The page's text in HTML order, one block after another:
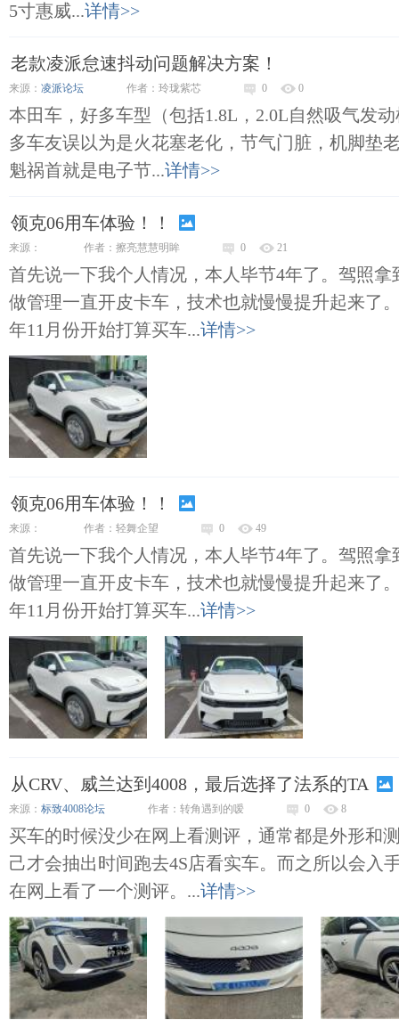
5寸惠威...详情>>
老款凌派怠速抖动问题解决方案！
来源： 凌派论坛 作者：玲珑紫芯 0 0
本田车，好多车型（包括1.8L，2.0L自然吸气发
多车友误以为是火花塞老化，节气门脏，机脚垫
魁祸首就是电子节...详情>>
领克06用车体验！！
来源： 作者：擦亮慧慧明眸 0 21
首先说一下我个人情况，本人毕节4年了。驾照
做管理一直开皮卡车，技术也就慢慢提升起来了
年11月份开始打算买车...详情>>
领克06用车体验！！
来源： 作者：轻舞企望 0 49
首先说一下我个人情况，本人毕节4年了。驾照
做管理一直开皮卡车，技术也就慢慢提升起来了
年11月份开始打算买车...详情>>
从CRV、威兰达到4008，最后选择了法系的TA
来源： 标致4008论坛 作者：转角遇到的嗳 0 8
买车的时候没少在网上看测评，通常都是外形和
己才会抽出时间跑去4S店看实车。而之所以会入
在网上看了一个测评。...详情>>